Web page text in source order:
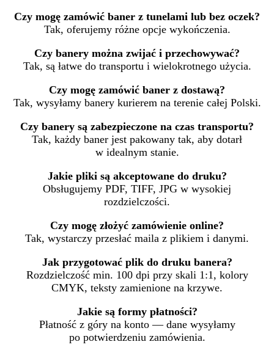
Czy mogę zamówić baner z tunelami lub bez oczek?
Tak, oferujemy różne opcje wykończenia.
Czy banery można zwijać i przechowywać?
Tak, są łatwe do transportu i wielokrotnego użycia.
Czy mogę zamówić baner z dostawą?
Tak, wysyłamy banery kurierem na terenie całej Polski.
Czy banery są zabezpieczone na czas transportu?
Tak, każdy baner jest pakowany tak, aby dotarł
w idealnym stanie.
Jakie pliki są akceptowane do druku?
Obsługujemy PDF, TIFF, JPG w wysokiej
rozdzielczości.
Czy mogę złożyć zamówienie online?
Tak, wystarczy przesłać maila z plikiem i danymi.
Jak przygotować plik do druku banera?
Rozdzielczość min. 100 dpi przy skali 1:1, kolory
CMYK, teksty zamienione na krzywe.
Jakie są formy płatności?
Płatność z góry na konto — dane wysyłamy
po potwierdzeniu zamówienia.